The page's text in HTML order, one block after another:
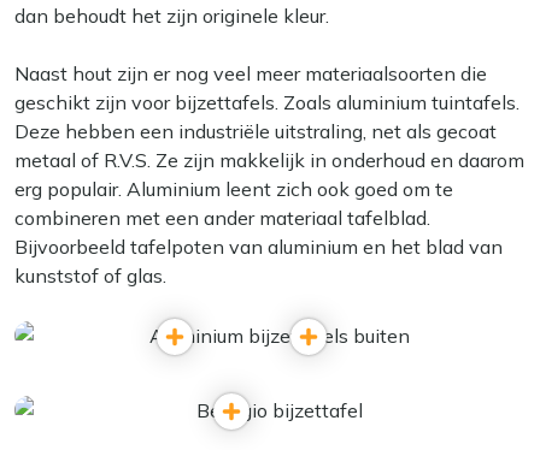
dan behoudt het zijn originele kleur.
Naast hout zijn er nog veel meer materiaalsoorten die
geschikt zijn voor bijzettafels. Zoals aluminium tuintafels.
Deze hebben een industriële uitstraling, net als gecoat
metaal of R.V.S. Ze zijn makkelijk in onderhoud en daarom
erg populair. Aluminium leent zich ook goed om te
combineren met een ander materiaal tafelblad.
Bijvoorbeeld tafelpoten van aluminium en het blad van
kunststof of glas.